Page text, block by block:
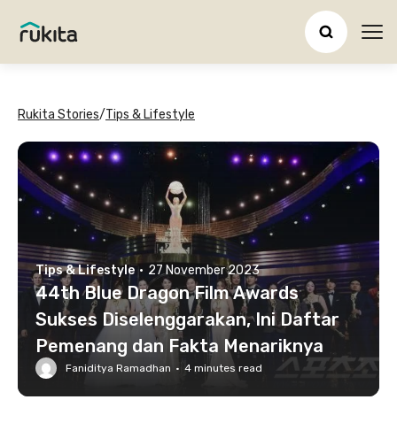
Rukita Stories/Tips & Lifestyle
Tips & Lifestyle · 27 November 2023
44th Blue Dragon Film Awards
Sukses Diselenggarakan, Ini Daftar
Pemenang dan Fakta Menariknya
Faniditya Ramadhan · 4 minutes read